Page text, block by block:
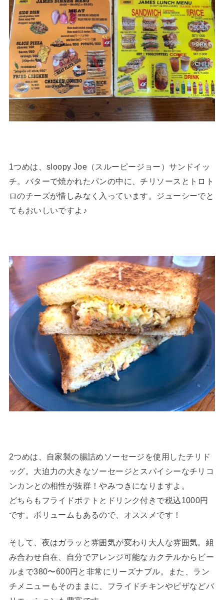
1つめは、sloopy Joe（スルーピージョー）サンドイッ
チ。バターで焼かれたパンの中に、チリソースとトロト
ロのチーズが惜しみなく入っています。ジューシーでと
てもおいしいですよ♪
2つめは、自家製の腸詰めソーセージを使用したチリド
ッグ。大迫力の大きなソーセージとスパイシーなチリコ
ンカンとの相性が抜群！やみつきになりますよ。
どちらもフライドポテトとドリンク付きで税込1000円
です。ボリュームもあるので、オススメです！
そして、夜はガラッと雰囲気が変わり大人な雰囲気。組
み合わせ自在、自分でアレンジ可能なカクテルからビー
ルまで380〜600円と非常にリーズナブル。また、ラン
チメニューもそのままに、フライドチキンやピザなどバ